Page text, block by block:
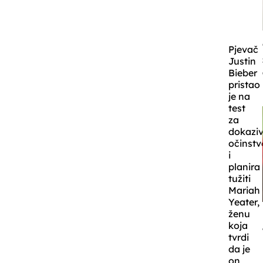
Pjevač
Justin
Bieber
pristao
je na
test
za
i
planira
tužiti
Mariah
Yeater,
ženu
koja
tvrdi
da je
on